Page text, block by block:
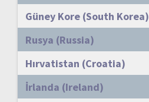
Güney Kore (South Korea)
Rusya (Russia)
Hırvatistan (Croatia)
İrlanda (Ireland)